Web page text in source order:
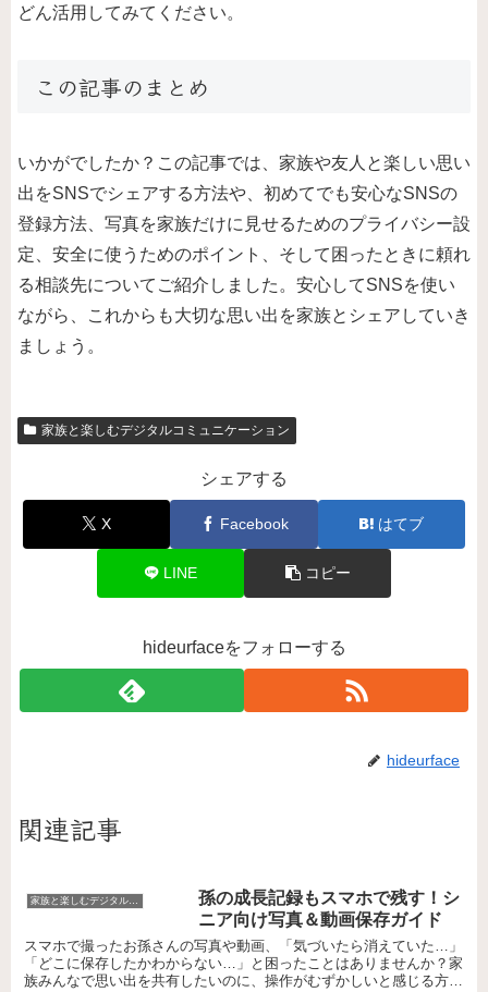
どん活用してみてください。
この記事のまとめ
いかがでしたか？この記事では、家族や友人と楽しい思い
出をSNSでシェアする方法や、初めてでも安心なSNSの
登録方法、写真を家族だけに見せるためのプライバシー設
定、安全に使うためのポイント、そして困ったときに頼れ
る相談先についてご紹介しました。安心してSNSを使い
ながら、これからも大切な思い出を家族とシェアしていき
ましょう。
家族と楽しむデジタルコミュニケーション
シェアする
X Facebook はてブ
LINE コピー
hideurfaceをフォローする
hideurface
関連記事
孫の成長記録もスマホで残す！シ
ニア向け写真＆動画保存ガイド
スマホで撮ったお孫さんの写真や動画、「気づいたら消えていた…」
「どこに保存したかわからない…」と困ったことはありませんか？家
族みんなで思い出を共有したいのに、操作がむずかしいと感じる方も